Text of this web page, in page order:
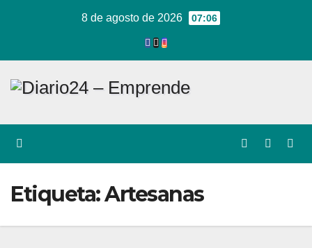
8 de agosto de 2026 07:06
Etiqueta:Artesanas